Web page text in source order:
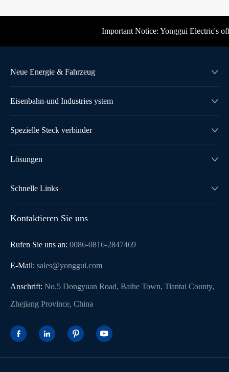
Important Notice: Yonggui Electric's
Neue Energie & Fahrzeug 
Eisenbahn-und Industries ystem 
Spezielle Steck verbinder 
Lösungen 
Schnelle Links 
Kontaktieren Sie uns
Rufen Sie uns an: 0086-0816-2847469
E-Mail: sales@yonggui.com
Anschrift: No.5 Dongyuan Road, Baihe Town, Tiantai County,
Zhejiang Province, China
   